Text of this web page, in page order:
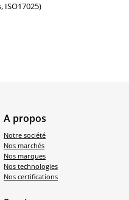
ISO17025)
A propos
Notre société
Nos marchés
Nos marques
Nos technologies
Nos certifications